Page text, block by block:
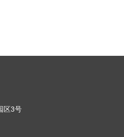
区3号